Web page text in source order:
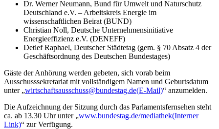
Dr. Werner Neumann, Bund für Umwelt und Naturschutz
Deutschland e.V. – Arbeitskreis Energie im
wissenschaftlichen Beirat (BUND)
Christian Noll, Deutsche Unternehmensinitiative
Energieeffizienz e.V. (DENEFF)
Detlef Raphael, Deutscher Städtetag (gem. § 70 Absatz 4 der
Geschäftsordnung des Deutschen Bundestages)
Gäste der Anhörung werden gebeten, sich vorab beim
Ausschusssekretariat mit vollständigem Namen und Geburtsdatum
unter „wirtschaftsausschuss@bundestag.de(E-Mail)“ anzumelden.
Die Aufzeichnung der Sitzung durch das Parlamentsfernsehen steht
ca. ab 13.30 Uhr unter „www.bundestag.de/mediathek(Interner
Link)“ zur Verfügung.